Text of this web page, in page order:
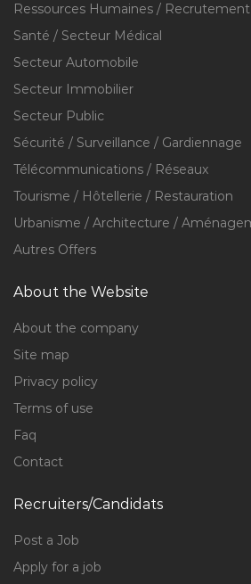
Ressources Humaines /
Santé / Secteur Médical
Secteur Automobile
Secteur Immobilier
Secteur Public
Sécurité / Surveillance / Gardiennage
Télécommunications / Réseaux
Tourisme / Hôtellerie / Restauration
Urbanisme / Architecture /
Autres Offers
About the Website
About the company
Site map
Privacy policy
Terms of use
Faq
Contact
Recruiters/Candidats
Post a Job
Apply for a job